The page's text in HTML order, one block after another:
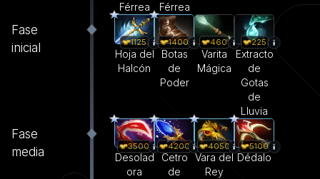
Férrea
Férrea
Fase
inicial
1125
Hoja del
Halcón
1400
Botas
de
Poder
460
Varita
Mágica
225
Extracto
de
Gotas
de
Lluvia
Fase
media
3500
Desolad
ora
4200
Cetro
de
4050
Vara del
Rey
5100
Dédalo